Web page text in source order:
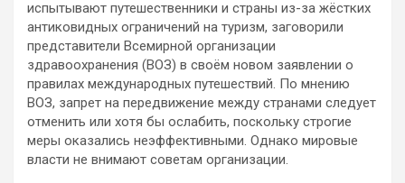
испытывают путешественники и страны из-за жёстких
антиковидных ограничений на туризм, заговорили
представители Всемирной организации
здравоохранения (ВОЗ) в своём новом заявлении о
правилах международных путешествий. По мнению
ВОЗ, запрет на передвижение между странами следует
отменить или хотя бы ослабить, поскольку строгие
меры оказались неэффективными. Однако мировые
власти не внимают советам организации.